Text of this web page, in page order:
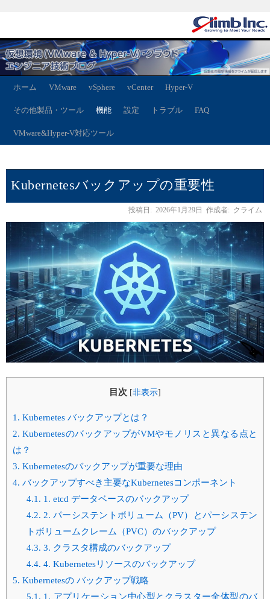
ホーム VMware vSphere vCenter Hyper-V
その他製品・ツール 機能 設定 トラブル FAQ
VMware&Hyper-V対応ツール
Kubernetesバックアップの重要性
投稿日: 2026年1月29日 作成者: クライム
目次 [非表示]
1. Kubernetes バックアップとは？
2. KubernetesのバックアップがVMやモノリスと異なる点と
は？
3. Kubernetesのバックアップが重要な理由
4. バックアップすべき主要なKubernetesコンポーネント
4.1. 1. etcd データベースのバックアップ
4.2. 2. パーシステントボリューム（PV）とパーシステン
トボリュームクレーム（PVC）のバックアップ
4.3. 3. クラスタ構成のバックアップ
4.4. 4. Kubernetesリソースのバックアップ
5. Kubernetesの バックアップ戦略
5.1. 1. アプリケーション中心型とクラスター全体型のバ